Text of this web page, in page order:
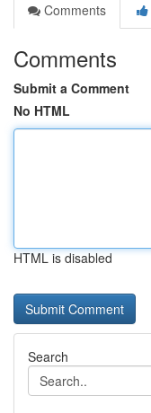
Comments
Comments
Submit a Comment
No HTML
HTML is disabled
Search